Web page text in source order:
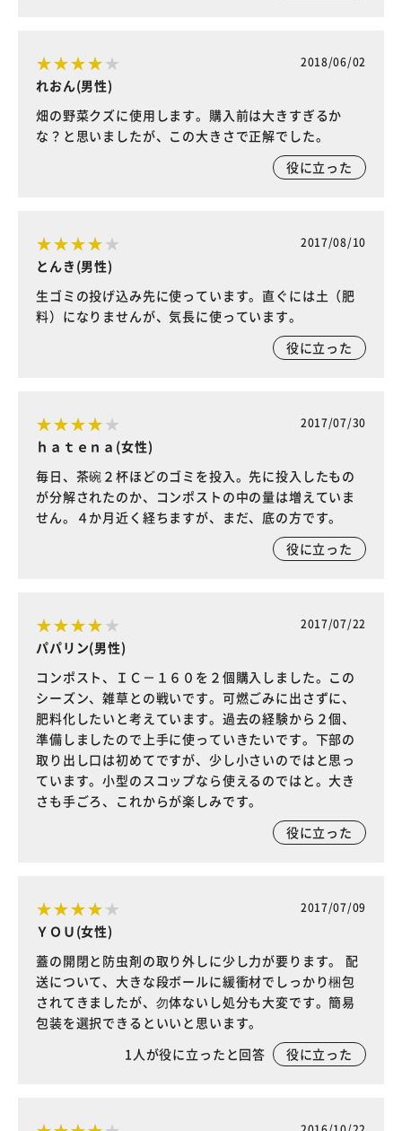
2018/06/02
れおん(男性)
畑の野菜クズに使用します。購入前は大きすぎるか
な？と思いましたが、この大きさで正解でした。
役に立った
2017/08/10
とんき(男性)
生ゴミの投げ込み先に使っています。直ぐには土（肥
料）になりませんが、気長に使っています。
役に立った
2017/07/30
ｈａｔｅｎａ(女性)
毎日、茶碗２杯ほどのゴミを投入。先に投入したもの
が分解されたのか、コンポストの中の量は増えていま
せん。４か月近く経ちますが、まだ、底の方です。
役に立った
2017/07/22
パパリン(男性)
コンポスト、ＩＣ－１６０を２個購入しました。この
シーズン、雑草との戦いです。可燃ごみに出さずに、
肥料化したいと考えています。過去の経験から２個、
準備しましたので上手に使っていきたいです。下部の
取り出し口は初めてですが、少し小さいのではと思っ
ています。小型のスコップなら使えるのではと。大き
さも手ごろ、これからが楽しみです。
役に立った
2017/07/09
ＹＯＵ(女性)
蓋の開閉と防虫剤の取り外しに少し力が要ります。 配
送について、大きな段ボールに緩衝材でしっかり梱包
されてきましたが、勿体ないし処分も大変です。簡易
包装を選択できるといいと思います。
1人が役に立ったと回答 役に立った